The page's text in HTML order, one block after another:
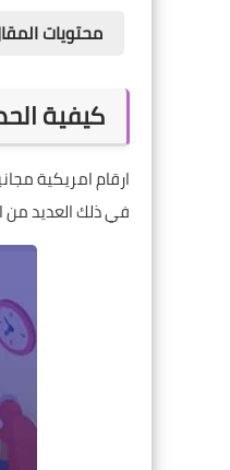
محتويات
كيفية
ارقام امريكية
في ذلك العديد من